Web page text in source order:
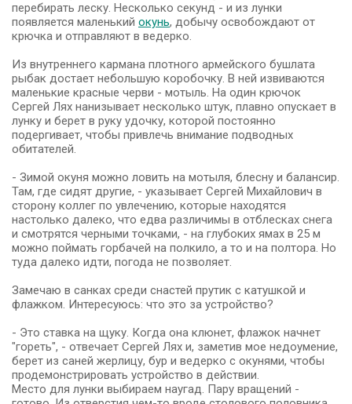
перебирать леску. Несколько секунд - и из лунки
появляется маленький окунь, добычу освобождают от
крючка и отправляют в ведерко.
Из внутреннего кармана плотного армейского бушлата
рыбак достает небольшую коробочку. В ней извиваются
маленькие красные черви - мотыль. На один крючок
Сергей Лях нанизывает несколько штук, плавно опускает в
лунку и берет в руку удочку, которой постоянно
подергивает, чтобы привлечь внимание подводных
обитателей.
- Зимой окуня можно ловить на мотыля, блесну и балансир.
Там, где сидят другие, - указывает Сергей Михайлович в
сторону коллег по увлечению, которые находятся
настолько далеко, что едва различимы в отблесках снега
и смотрятся черными точками, - на глубоких ямах в 25 м
можно поймать горбачей на полкило, а то и на полтора. Но
туда далеко идти, погода не позволяет.
Замечаю в санках среди снастей прутик с катушкой и
флажком. Интересуюсь: что это за устройство?
- Это ставка на щуку. Когда она клюнет, флажок начнет
"гореть", - отвечает Сергей Лях и, заметив мое недоумение,
берет из саней жерлицу, бур и ведерко с окунями, чтобы
продемонстрировать устройство в действии.
Место для лунки выбираем наугад. Пару вращений -